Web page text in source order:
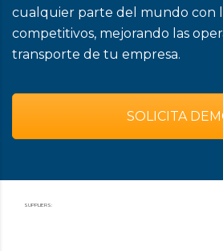
cualquier parte del mundo con
competitivos, mejorando las
transporte de tu empresa.
SOLICITA
SUPPLIERS: